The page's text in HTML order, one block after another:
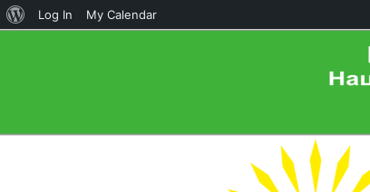
About
Log In My Calendar